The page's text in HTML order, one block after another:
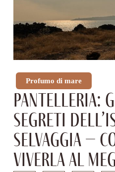
Profumo di mare
Pantelleria:
segreti
selvaggia –
viverla al